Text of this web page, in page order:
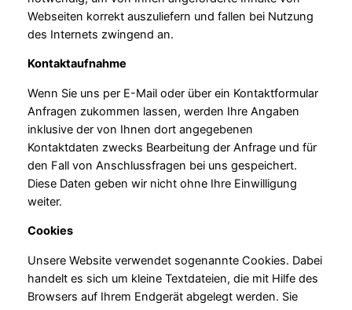
Webseiten korrekt auszuliefern und fallen bei Nutzung
des Internets zwingend an.
Kontaktaufnahme
Wenn Sie uns per E-Mail oder über ein Kontaktformular
Anfragen zukommen lassen, werden Ihre Angaben
inklusive der von Ihnen dort angegebenen
Kontaktdaten zwecks Bearbeitung der Anfrage und für
den Fall von Anschlussfragen bei uns gespeichert.
Diese Daten geben wir nicht ohne Ihre Einwilligung
weiter.
Cookies
Unsere Website verwendet sogenannte Cookies. Dabei
handelt es sich um kleine Textdateien, die mit Hilfe des
Browsers auf Ihrem Endgerät abgelegt werden. Sie